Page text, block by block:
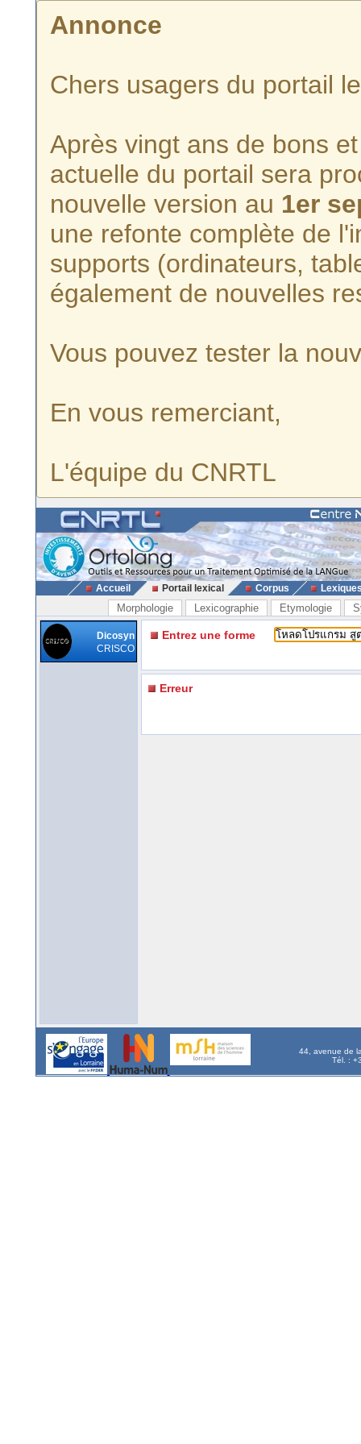
Annonce
Chers usagers du portail
Après vingt ans de bons
actuelle du portail sera
nouvelle version au 1er
une refonte complète de
supports (ordinateurs,
également de nouvelles
Vous pouvez tester la
En vous remerciant,
L'équipe du CNRTL
Accueil Portail lexical Corpus
Morphologie Lexicographie Etymologie
Dicosyn
CRISCO
Entrez une forme
Erreur
44, avenue de
Tél. :